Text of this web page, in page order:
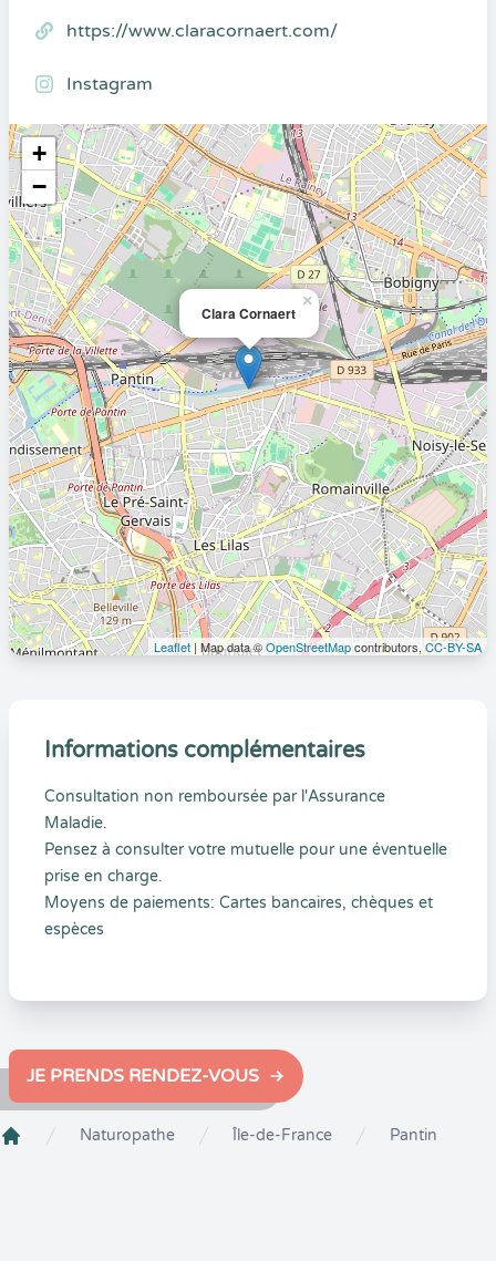
https://www.claracornaert.com/
Instagram
Clara Cornaert
×
+
−
Leaflet| Map data ©OpenStreetMapcontributors,CC-BY-SA
Informations complémentaires
Consultation non remboursée par l'Assurance
Maladie.
Pensez à consulter votre mutuelle pour une éventuelle
prise en charge.
Moyens de paiements: Cartes bancaires, chèques et
espèces
JE PRENDS RENDEZ-VOUS
Naturopathe Île-de-France Pantin